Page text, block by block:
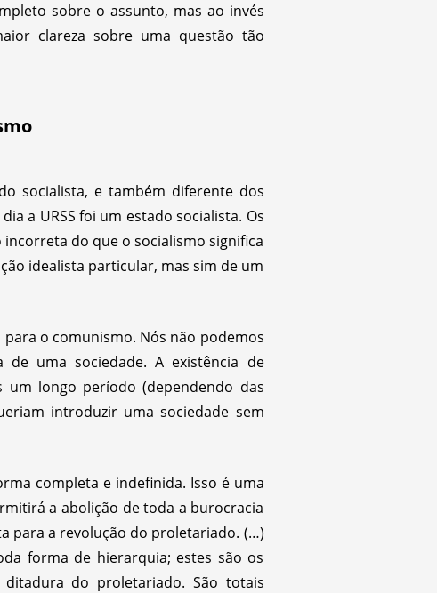
sobre o assunto, mas ao invés
clareza sobre uma questão tão
socialista, e também diferente dos
a URSS foi um estado socialista. Os
incorreta do que o socialismo significa
idealista particular, mas sim de um
o comunismo. Nós não podemos
de uma sociedade. A existência de
longo período (dependendo das
introduzir uma sociedade sem
completa e indefinida. Isso é uma
a abolição de toda a burocracia
para a revolução do proletariado. (…)
forma de hierarquia; estes são os
do proletariado. São totais